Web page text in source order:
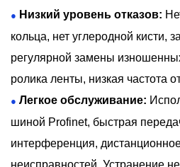
● Низкий уровень отказов:
кольца, нет углеродной кисти,
регулярной замены
ролика ленты, низкая частота
● Легкое обслуживание:
шиной Profinet, быстрая
интерференция,
неисправностей. Устранение